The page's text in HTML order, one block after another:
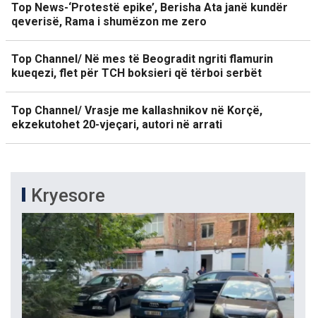
Top News-‘Protestë epike’, Berisha Ata janë kundër
qeverisë, Rama i shumëzon me zero
Top Channel/ Në mes të Beogradit ngriti flamurin
kueqezi, flet për TCH boksieri që tërboi serbët
Top Channel/ Vrasje me kallashnikov në Korçë,
ekzekutohet 20-vjeçari, autori në arrati
Kryesore